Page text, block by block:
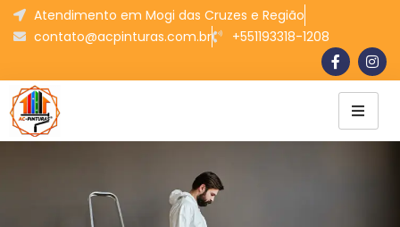
Atendimento em Mogi das Cruzes e Região
contato@acpinturas.com.br
+551193318-1208